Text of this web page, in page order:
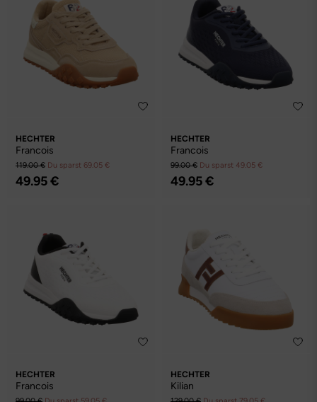
HECHTER
Francois
119.00 € Du sparst 69.05 €
49.95 €
HECHTER
Francois
99.00 € Du sparst 49.05 €
49.95 €
HECHTER
Francois
HECHTER
Kilian